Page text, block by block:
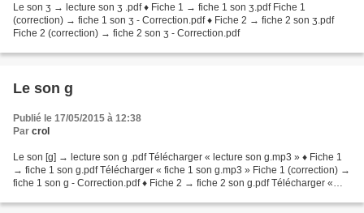
Le son ʒ → lecture son ʒ .pdf ♦ Fiche 1 → fiche 1 son ʒ.pdf Fiche 1
(correction) → fiche 1 son ʒ - Correction.pdf ♦ Fiche 2 → fiche 2 son ʒ.pdf
Fiche 2 (correction) → fiche 2 son ʒ - Correction.pdf
Le son g
Publié le 17/05/2015 à 12:38
Par crol
Le son [g] → lecture son g .pdf Télécharger « lecture son g.mp3 » ♦ Fiche 1
→ fiche 1 son g.pdf Télécharger « fiche 1 son g.mp3 » Fiche 1 (correction) →
fiche 1 son g - Correction.pdf ♦ Fiche 2 → fiche 2 son g.pdf Télécharger «